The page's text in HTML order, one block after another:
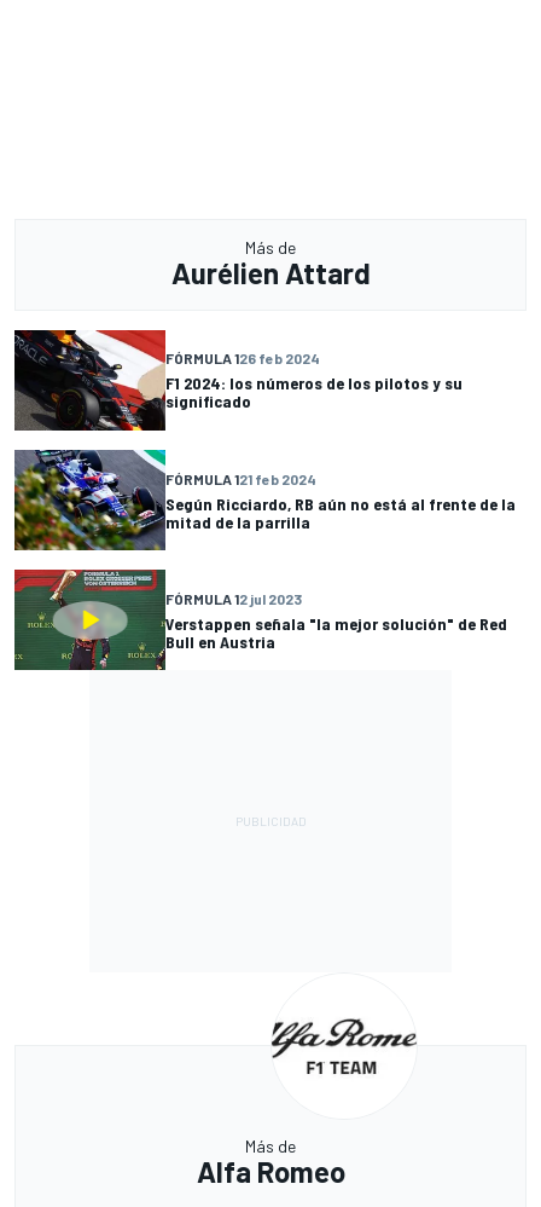
Más de
Aurélien Attard
FÓRMULA 126 feb 2024
F1 2024: los números de los pilotos y su
significado
FÓRMULA 121 feb 2024
Según Ricciardo, RB aún no está al frente de la
mitad de la parrilla
FÓRMULA 12 jul 2023
Verstappen señala "la mejor solución" de Red
Bull en Austria
Más de
Alfa Romeo